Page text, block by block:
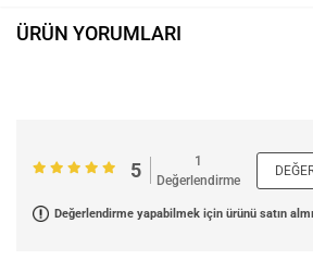
ÜRÜN YORUMLARI
5
1
Değerlendirme
Değerlendirme yapabilmek için ürünü satın